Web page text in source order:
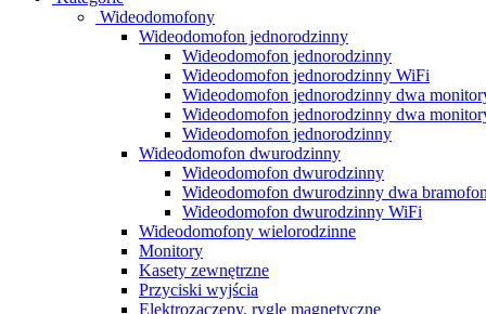
Wideodomofony
Wideodomofon jednorodzinny
Wideodomofon jednorodzinny
Wideodomofon jednorodzinny WiFi
Wideodomofon jednorodzinny dwa
Wideodomofon jednorodzinny dwa
Wideodomofon jednorodzinny
Wideodomofon dwurodzinny
Wideodomofon dwurodzinny
Wideodomofon dwurodzinny dwa
Wideodomofon dwurodzinny WiFi
Wideodomofony wielorodzinne
Monitory
Kasety zewnętrzne
Przyciski wyjścia
Elektrozaczepy, rygle magnetyczne